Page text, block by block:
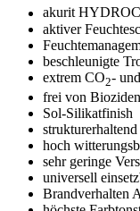
akurit
aktiver
beschleunigte
extrem CO2-
frei von Bioziden
Sol-Silikatfinish
strukturerhaltend
hoch
sehr geringe
universell
Brandverhalten